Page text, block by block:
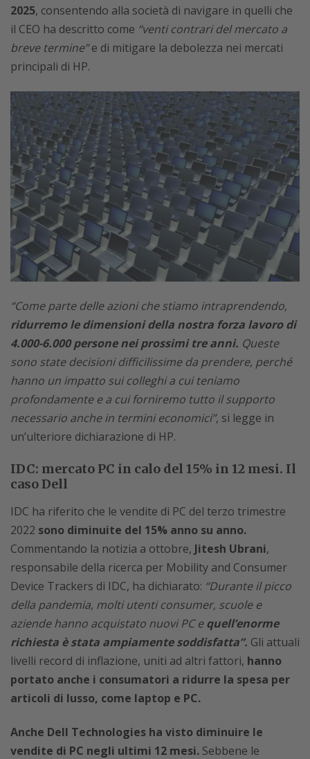
2025, consentendo alla società di navigare in quelli che
il CEO ha descritto come “venti contrari del mercato a
breve termine”e di mitigare la debolezza nei mercati
principali di HP.
“Come parte delle azioni che stiamo intraprendendo,
ridurremo le dimensioni della nostra forza lavoro di
4.000-6.000 persone nei prossimi tre anni. Queste
sono state decisioni difficilissime da prendere, perché
hanno un impatto sui colleghi a cui teniamo
profondamente e a cui forniremo tutto il supporto
necessario anche in termini economici”, si legge in
un’ulteriore dichiarazione di HP.
IDC: mercato PC in calo del 15% in 12 mesi. Il
caso Dell
IDC ha riferito che le vendite di PC del terzo trimestre
2022 sono diminuite del 15% anno su anno.
Commentando la notizia a ottobre, Jitesh Ubrani,
responsabile della ricerca per Mobility and Consumer
Device Trackers di IDC, ha dichiarato: “Durante il picco
della pandemia, molti utenti consumer, scuole e
aziende hanno acquistato nuovi PC equell’enorme
richiesta è stata ampiamente soddisfatta”. Gli attuali
livelli record di inflazione, uniti ad altri fattori, hanno
portato anche i consumatori a ridurre la spesa per
articoli di lusso, come laptop e PC.
Anche Dell Technologies ha visto diminuire le
vendite di PC negli ultimi 12 mesi. Sebbene le